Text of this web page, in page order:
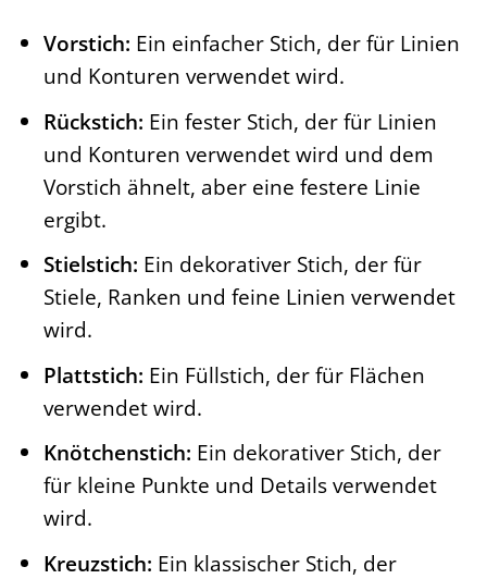
Vorstich: Ein einfacher Stich, der für Linien
und Konturen verwendet wird.
Rückstich: Ein fester Stich, der für Linien
und Konturen verwendet wird und dem
Vorstich ähnelt, aber eine festere Linie
ergibt.
Stielstich: Ein dekorativer Stich, der für
Stiele, Ranken und feine Linien verwendet
wird.
Plattstich: Ein Füllstich, der für Flächen
verwendet wird.
Knötchenstich: Ein dekorativer Stich, der
für kleine Punkte und Details verwendet
wird.
Kreuzstich: Ein klassischer Stich, der